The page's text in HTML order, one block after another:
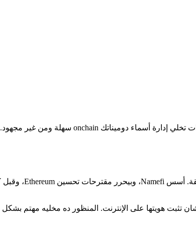
تثبت هويتها على الإنترنت. المنظور ده مخليه مهتم بشكل